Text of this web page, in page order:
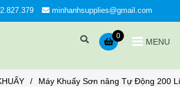
minhanhsupplies@gmail.com
0
MENU
/ Máy Khuấy Sơn nâng Tự Động 200